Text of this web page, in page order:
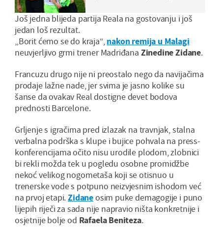
Još jedna blijeda partija Reala na gostovanju i još
jedan loš rezultat.
„Borit ćemo se do kraja“,nakon remija u Malagi
neuvjerljivo grmi trener Madriđana Zinedine Zidane.
Francuzu drugo nije ni preostalo nego da navijačima
prodaje lažne nade, jer svima je jasno kolike su
šanse da ovakav Real dostigne devet bodova
prednosti Barcelone.
Grljenje s igračima pred izlazak na travnjak, stalna
verbalna podrška s klupe i bujice pohvala na press-
konferencijama očito nisu urodile plodom, zlobnici
bi rekli možda tek u pogledu osobne promidžbe
nekoć velikog nogometaša koji se otisnuo u
trenerske vode s potpuno neizvjesnim ishodom već
na prvoj etapi.Zidaneosim puke demagogije i puno
lijepih riječi za sada nije napravio ništa konkretnije i
osjetnije bolje od Rafaela Beniteza.